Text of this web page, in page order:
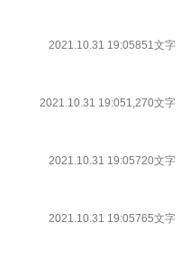
2021.10.31 19:05851文字
2021.10.31 19:051,270文字
2021.10.31 19:05720文字
2021.10.31 19:05765文字